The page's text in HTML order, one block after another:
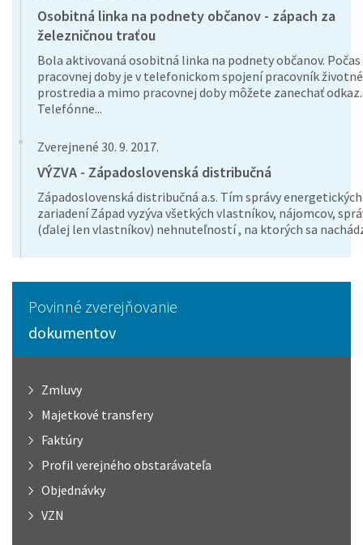
Osobitná linka na podnety občanov - zápach za
železničnou traťou
Bola aktivovaná osobitná linka na podnety občanov. Počas
pracovnej doby je v telefonickom spojení pracovník
prostredia a mimo pracovnej doby môžete zanechať odkaz.
Telefónne...
Zverejnené 30. 9. 2017.
VÝZVA - Západoslovenská distribučná
Západoslovenská distribučná a.s. Tím správy energetických
zariadení Západ vyzýva všetkých vlastníkov, nájomcov,
(ďalej len vlastníkov) nehnuteľností , na ktorých sa
Povinné zverejňovanie
dokumentov
Zmluvy
Majetkové transfery
Faktúry
Profil verejného obstarávateľa
Objednávky
VZN